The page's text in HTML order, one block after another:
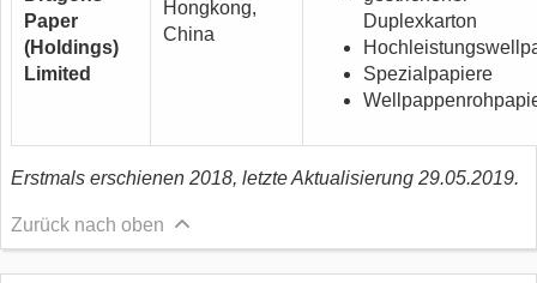
Paper
(Holdings)
Limited
Hongkong,
China
Duplexkarton
Spezialpapiere
Erstmals erschienen 2018, letzte Aktualisierung 29.05.2019.
Zurück nach oben